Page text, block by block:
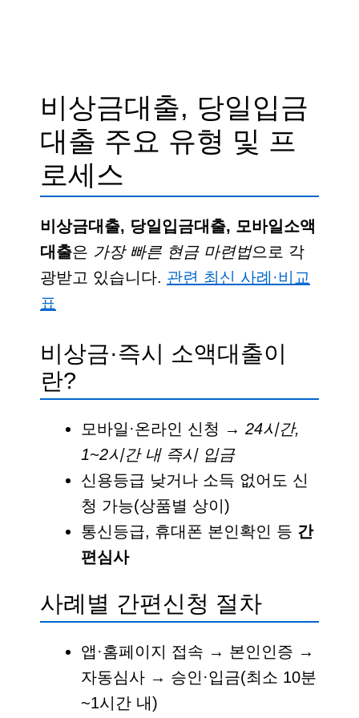
비상금대출, 당일입금
대출 주요 유형 및 프
로세스
비상금대출, 당일입금대출, 모바일소액
대출은 가장 빠른 현금 마련법으로 각
광받고 있습니다. 관련 최신 사례·비교
표
비상금·즉시 소액대출이
란?
모바일·온라인 신청 → 24시간,
1~2시간 내 즉시 입금
신용등급 낮거나 소득 없어도 신
청 가능(상품별 상이)
통신등급, 휴대폰 본인확인 등 간
편심사
사례별 간편신청 절차
앱·홈페이지 접속 → 본인인증 →
자동심사 → 승인·입금(최소 10분
~1시간 내)